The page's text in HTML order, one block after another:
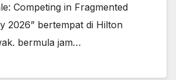
Competing in Fragmented
2026” bertempat di Hilton
bermula jam…